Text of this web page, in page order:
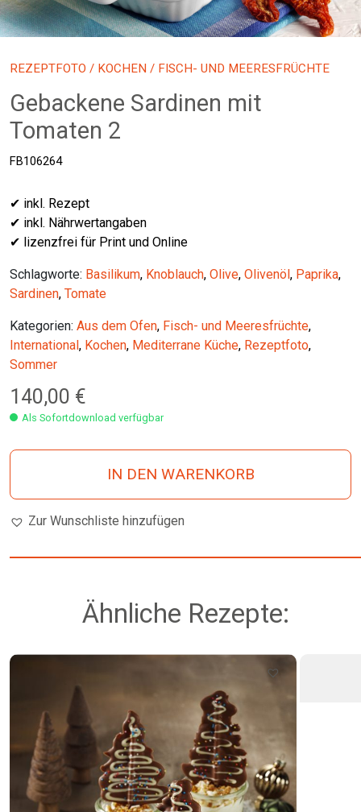
REZEPTFOTO / KOCHEN / FISCH- UND MEERESFRÜCHTE
Gebackene Sardinen mit
Tomaten 2
FB106264
✔ inkl. Rezept
✔ inkl. Nährwertangaben
✔ lizenzfrei für Print und Online
Schlagworte: Basilikum, Knoblauch, Olive, Olivenöl , Paprika,
Sardinen, Tomate
Kategorien: Aus dem Ofen, Fisch- und Meeresfrüchte,
International , Kochen, Mediterrane Küche, Rezeptfoto,
Sommer
140,00 €
Als Sofortdownload verfügbar
IN DEN WARENKORB
Zur Wunschliste hinzufügen
Ähnliche Rezepte: